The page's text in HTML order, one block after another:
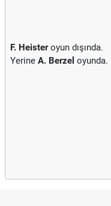
F. Heisteroyun dışında.
Yerine A. Berzel oyunda.